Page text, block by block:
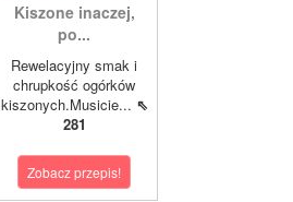
Kiszone inaczej,
po...
Rewelacyjny smak i
chrupkość ogórków
kiszonych.Musicie... ⇖
281
Zobacz przepis!